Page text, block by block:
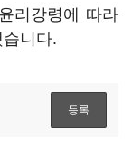
리강령에 따라
니다.